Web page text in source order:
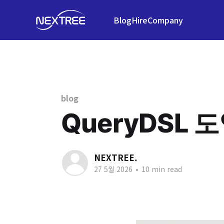
BlogHireCompany
blog
QueryDSL
NEXTREE.
27 5월 2026 • 10 min read